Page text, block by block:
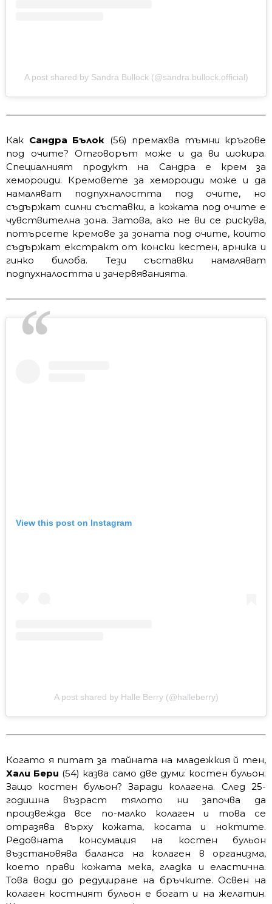
A post shared by Sandra Bullock (@sandra.bullock.official)
Как Сандра Бълок (56) премахва тъмни кръгове
под очите? Отговорът може и да ви шокира.
Специалният продукт на Сандра е крем за
хемороиди. Кремовете за хемороиди може и да
намаляват подпухналостта под очите, но
съдържат силни съставки, а кожата под очите е
чувствителна зона. Затова, ако не ви се рискува,
потърсете кремове за зоната под очите, които
съдържат екстракт от конски кестен, арника и
гинко билоба. Тези съставки намаляват
подпухналостта и зачервяванията.
View this post on Instagram
A post shared by Halle Berry (@halleberry)
Когато я питат за тайната на младежкия й тен,
Хали Бери (54) казва само две думи: костен бульон.
Защо костен бульон? Заради колагена. След 25-
годишна възраст тялото ни започва да
произвежда все по-малко колаген и това се
отразява върху кожата, косата и ноктите.
Редовната консумация на костен бульон
възстановява баланса на колаген в организма,
което прави кожата мека, гладка и еластична.
Това води до редуциране на бръчките. Освен на
колаген костният бульон е богат и на желатин.